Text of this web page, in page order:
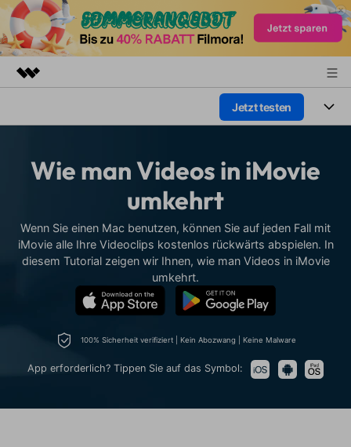
Dienstprogramme
Überblick
Presseraum
Shop
Jetzt testen
Plattformen
Assets
Video/Foto
Audio
Lösungen
Soziale Medien
Marketing & Business
Ressourcen
Video-Prompts
Über 100 heiße Video-
Prompts – schnell ähnliche
Videos erstellen
Meisterkurs
Beherrschen Sie
fortgeschrittene
Videobearbeitungsfähigkeiten
Hilfe-Center
Erste Schritte
Kunden-Support
Über Uns Bewertungen
Wie man Videos in iMovie
umkehrt
Wenn Sie einen Mac benutzen, können Sie auf jeden Fall mit
iMovie alle Ihre Videoclips kostenlos rückwärts abspielen. In
diesem Tutorial zeigen wir Ihnen, wie man Videos in iMovie
umkehrt.
100% Sicherheit verifiziert | Kein Abozwang | Keine Malware
App erforderlich? Tippen Sie auf das Symbol: